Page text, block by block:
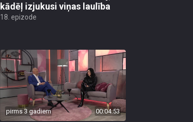
kādēļ izjukusi viņas laulība
18. epizode
pirms 3 gadiem 00:04:53